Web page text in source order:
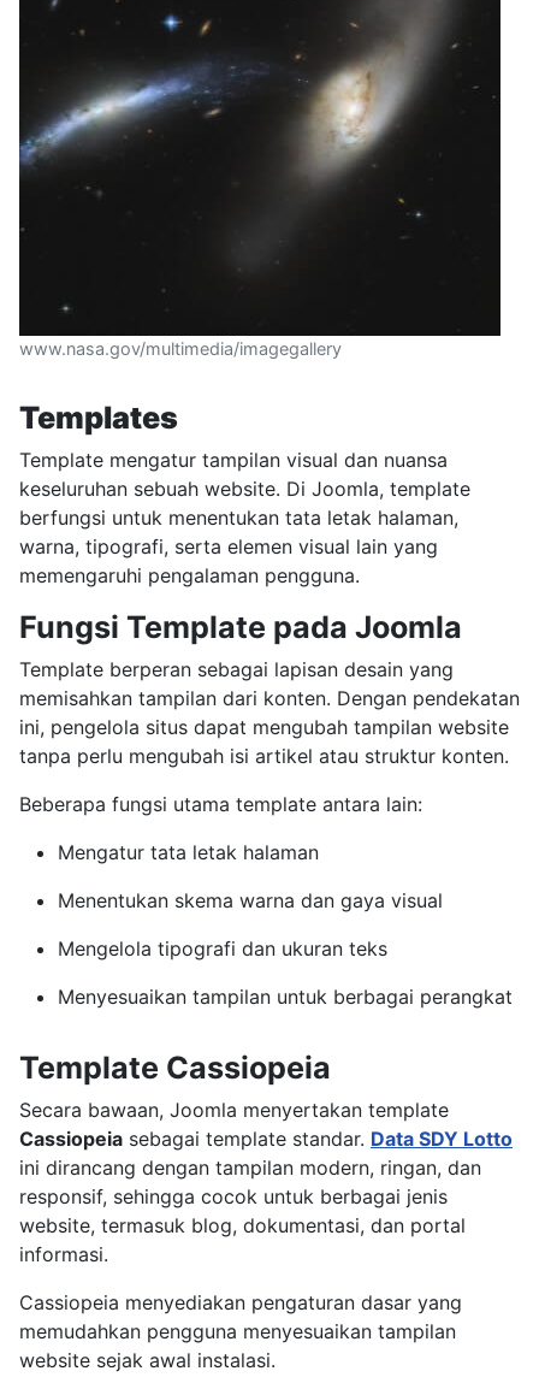
www.nasa.gov/multimedia/imagegallery
Templates
Template mengatur tampilan visual dan nuansa
keseluruhan sebuah website. Di Joomla, template
berfungsi untuk menentukan tata letak halaman,
warna, tipografi, serta elemen visual lain yang
memengaruhi pengalaman pengguna.
Fungsi Template pada Joomla
Template berperan sebagai lapisan desain yang
memisahkan tampilan dari konten. Dengan pendekatan
ini, pengelola situs dapat mengubah tampilan website
tanpa perlu mengubah isi artikel atau struktur konten.
Beberapa fungsi utama template antara lain:
Mengatur tata letak halaman
Menentukan skema warna dan gaya visual
Mengelola tipografi dan ukuran teks
Menyesuaikan tampilan untuk berbagai perangkat
Template Cassiopeia
Secara bawaan, Joomla menyertakan template
Cassiopeia sebagai template standar. Data SDY Lotto
ini dirancang dengan tampilan modern, ringan, dan
responsif, sehingga cocok untuk berbagai jenis
website, termasuk blog, dokumentasi, dan portal
informasi.
Cassiopeia menyediakan pengaturan dasar yang
memudahkan pengguna menyesuaikan tampilan
website sejak awal instalasi.